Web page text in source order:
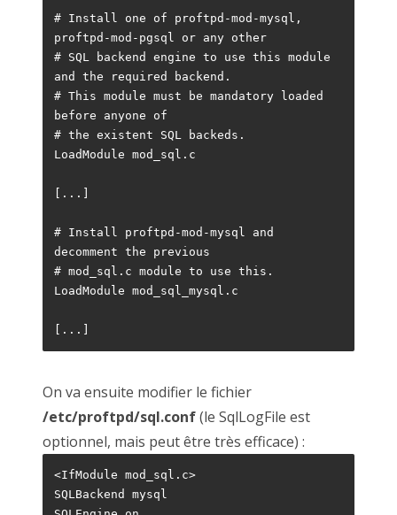
# Install one of proftpd-mod-mysql,
proftpd-mod-pgsql or any other
# SQL backend engine to use this module
and the required backend.
# This module must be mandatory loaded
before anyone of
# the existent SQL backeds.
LoadModule mod_sql.c
[...]
# Install proftpd-mod-mysql and
decomment the previous
# mod_sql.c module to use this.
LoadModule mod_sql_mysql.c
[...]
On va ensuite modifier le fichier
/etc/proftpd/sql.conf(le SqlLogFile est
optionnel, mais peut être très efficace) :
<IfModule mod_sql.c>
SQLBackend mysql